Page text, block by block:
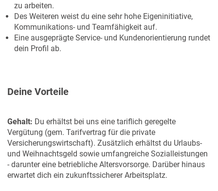
zu arbeiten.
Des Weiteren weist du eine sehr hohe Eigeninitiative,
Kommunikations- und Teamfähigkeit auf.
Eine ausgeprägte Service- und Kundenorientierung rundet
dein Profil ab.
Deine Vorteile
Gehalt: Du erhältst bei uns eine tariflich geregelte
Vergütung (gem. Tarifvertrag für die private
Versicherungswirtschaft). Zusätzlich erhältst du Urlaubs-
und Weihnachtsgeld sowie umfangreiche Sozialleistungen
- darunter eine betriebliche Altersvorsorge. Darüber hinaus
erwartet dich ein zukunftssicherer Arbeitsplatz.